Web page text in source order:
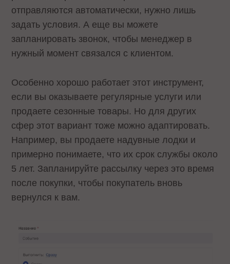
отправляются автоматически, нужно лишь
задать условия. А еще вы можете
запланировать звонок, чтобы менеджер в
нужный момент связался с клиентом.
Особенно хорошо работает этот инструмент,
если вы оказываете регулярные услуги или
продаете сезонные товары. Но для других
сфер этот вариант тоже можно адаптировать.
Например, вы продаете надувные лодки и
примерно понимаете, что их срок службы около
5 лет. Запланируйте рассылку через это время
после покупки, чтобы покупатель вновь
вернулся к вам.